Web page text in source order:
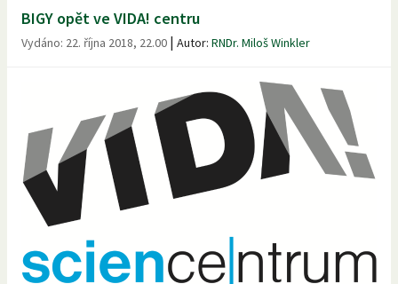
BIGY opět ve VIDA! centru
Vydáno: 22. října 2018, 22.00 | Autor: RNDr. Miloš Winkler